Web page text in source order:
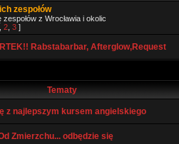
zespołów
z Wrocławia i okolic
2 3 ]
Rabstabarbar, Afterglow,Request
Tematy
z najlepszym kursem angielskiego
Zmierzchu... odbędzie się